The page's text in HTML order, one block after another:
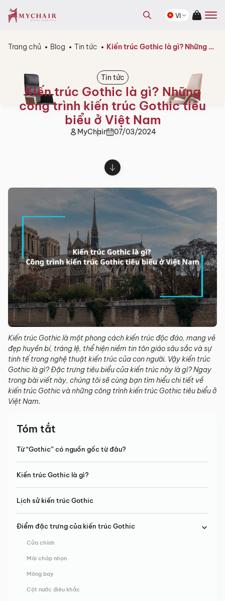
phẩm
Tìm
kiếmVI
Trang chủ Blog Tin tức Kiến trúc Gothic là gì? Những công trình kiến trúc Gothic tiêu biểu ở Việt Nam
Tin tức
Kiến trúc Gothic là gì? Những
công trình kiến trúc Gothic tiêu
biểu ở Việt Nam
MyChair 07/03/2024
Kiến trúc Gothic là một phong cách kiến trúc độc đáo, mang vẻ
đẹp huyền bí, tráng lệ, thể hiện niềm tin tôn giáo sâu sắc và sự
tinh tế trong nghệ thuật kiến trúc của con người. Vậy kiến trúc
Gothic là gì? Đặc trưng tiêu biểu của kiến trúc này là gì? Ngay
trong bài viết này, chúng tôi sẽ cùng bạn tìm hiểu chi tiết về
kiến trúc Gothic và những công trình kiến trúc Gothic tiêu biểu ở
Việt Nam.
Tóm tắt
Từ “Gothic” có nguồn gốc từ đâu?
Kiến trúc Gothic là gì?
Lịch sử kiến trúc Gothic
Điểm đặc trưng của kiến trúc Gothic
Cửa chính
Mái chóp nhọn
Mông bay
Cột nước điêu khắc